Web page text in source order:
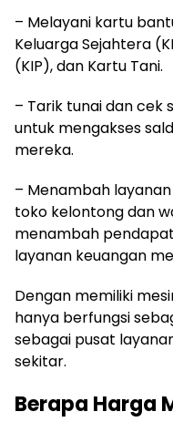
– Melayani kartu
Keluarga Sejahtera
(KIP), dan Kartu Tani.
– Tarik tunai dan cek
untuk mengakses
mereka.
– Menambah
toko kelontong dan
menambah
layanan keuangan
Dengan memiliki
hanya berfungsi
sebagai pusat
sekitar.
Berapa Harga